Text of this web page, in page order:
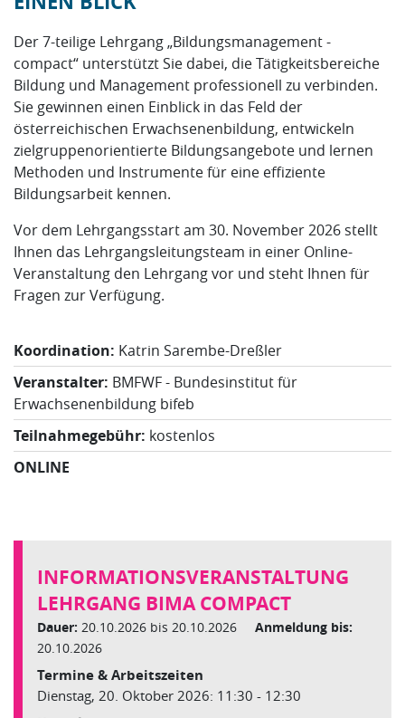
Der 7-teilige Lehrgang „Bildungsmanagement -
compact“ unterstützt Sie dabei, die Tätigkeitsbereiche
Bildung und Management professionell zu verbinden.
Sie gewinnen einen Einblick in das Feld der
österreichischen Erwachsenenbildung, entwickeln
zielgruppenorientierte Bildungsangebote und lernen
Methoden und Instrumente für eine effiziente
Bildungsarbeit kennen.
Vor dem Lehrgangsstart am 30. November 2026 stellt
Ihnen das Lehrgangsleitungsteam in einer Online-
Veranstaltung den Lehrgang vor und steht Ihnen für
Fragen zur Verfügung.
Koordination: Katrin Sarembe-Dreßler
Veranstalter: BMFWF - Bundesinstitut für
Erwachsenenbildung bifeb
Teilnahmegebühr: kostenlos
ONLINE
INFORMATIONSVERANSTALTUNG
LEHRGANG BIMA COMPACT
Dauer: 20.10.2026 bis 20.10.2026 Anmeldung bis:
20.10.2026
Termine & Arbeitszeiten
Dienstag, 20. Oktober 2026: 11:30 - 12:30